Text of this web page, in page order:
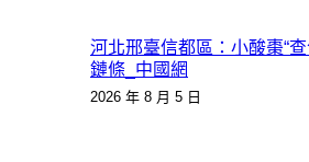
河北邢臺信都區：小酸棗“
鏈條_中國網
2026 年 8 月 5 日